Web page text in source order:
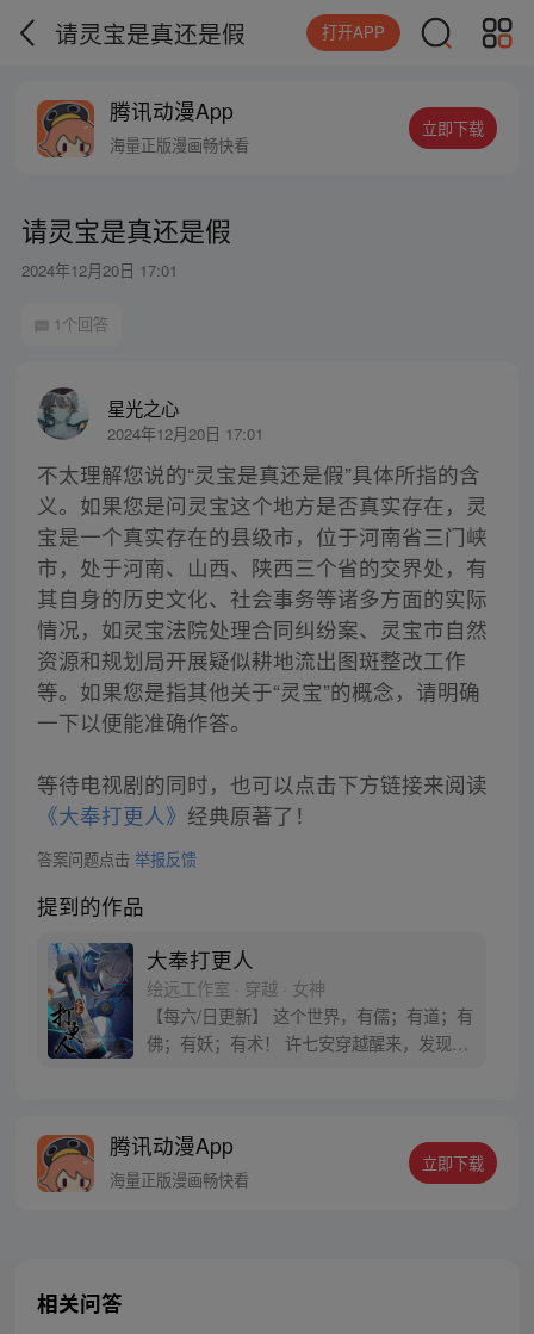
请灵宝是真还是假 打开APP
腾讯动漫App
海量正版漫画畅快看
立即下载
请灵宝是真还是假
2024年12月20日 17:01
1个回答
星光之心
2024年12月20日 17:01
不太理解您说的“灵宝是真还是假”具体所指的含
义。如果您是问灵宝这个地方是否真实存在，灵
宝是一个真实存在的县级市，位于河南省三门峡
市，处于河南、山西、陕西三个省的交界处，有
其自身的历史文化、社会事务等诸多方面的实际
情况，如灵宝法院处理合同纠纷案、灵宝市自然
资源和规划局开展疑似耕地流出图斑整改工作
等。如果您是指其他关于“灵宝”的概念，请明确
一下以便能准确作答。
等待电视剧的同时，也可以点击下方链接来阅读
《大奉打更人》 经典原著了！
答案问题点击 举报反馈
提到的作品
大奉打更人
绘远工作室 · 穿越 · 女神
【每六/日更新】 这个世界，有儒；有道；有
佛；有妖；有术！ 许七安穿越醒来，发现自
者卖报小郎君同名小说 QQ群号：
799493374
腾讯动漫App
海量正版漫画畅快看
立即下载
相关问答